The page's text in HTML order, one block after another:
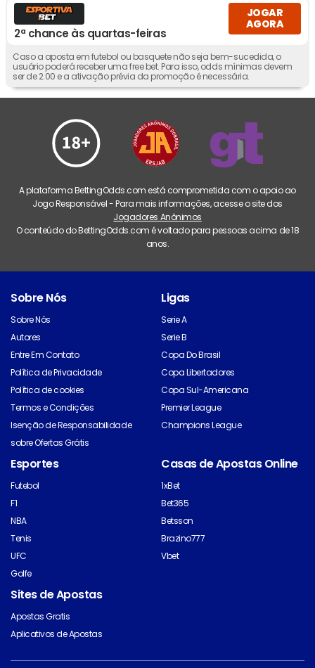
2ª chance às quartas-feiras
JOGAR
AGORA
Caso a aposta em futebol ou basquete não seja bem-sucedida, o
usuário poderá receber uma free bet. Para isso, odds mínimas devem
ser de 2.00 e a ativação prévia da promoção é necessária.
A plataforma BettingOdds.com está comprometida com o apoio ao
Jogo Responsável - Para mais informações, acesse o site dos
Jogadores Anônimos
O conteúdo do BettingOdds.com é voltado para pessoas acima de 18
anos.
Sobre Nós
Sobre Nós
Autores
Entre Em Contato
Política de Privacidade
Política de cookies
Termos e Condições
Isenção de Responsabilidade
sobre Ofertas Grátis
Ligas
Serie A
Serie B
Copa Do Brasil
Copa Libertadores
Copa Sul-Americana
Premier League
Champions League
Esportes
Futebol
F1
NBA
Tenis
UFC
Golfe
Casas de Apostas Online
1xBet
Bet365
Betsson
Brazino777
Vbet
Sites de Apostas
Apostas Gratis
Aplicativos de Apostas